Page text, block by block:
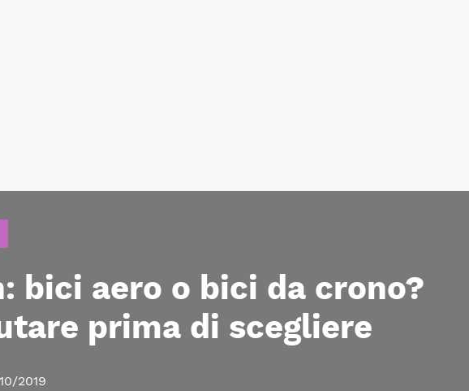
bici aero o bici da crono?
prima di scegliere
2019